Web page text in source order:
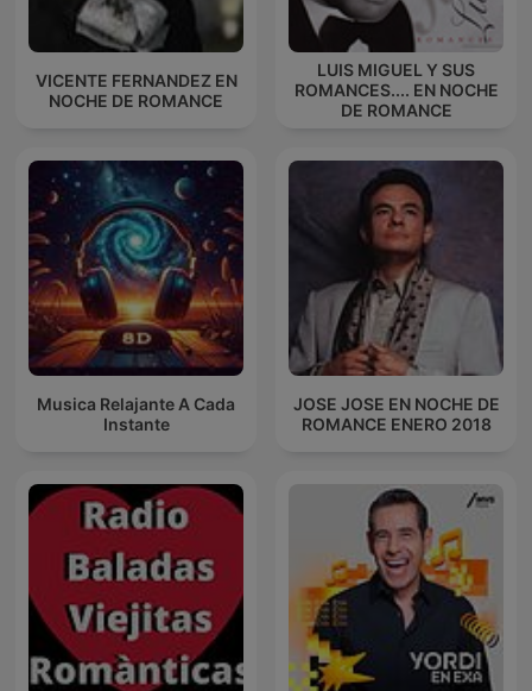
VICENTE FERNANDEZ EN
NOCHE DE ROMANCE
LUIS MIGUEL Y SUS
ROMANCES.... EN NOCHE
DE ROMANCE
Musica Relajante A Cada
Instante
JOSE JOSE EN NOCHE DE
ROMANCE ENERO 2018